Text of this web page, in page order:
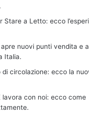
Stare a Letto: ecco
nuovi punti vendita e
Italia.
di circolazione: ecco la
lavora con noi: ecco come